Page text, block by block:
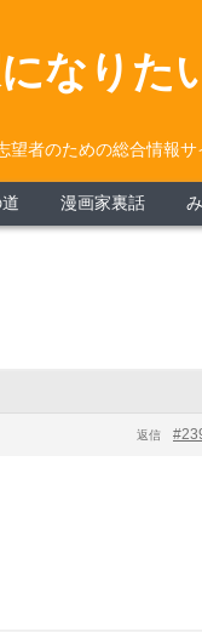
なりた
望者のための総合情報サ
漫画家裏話
返信